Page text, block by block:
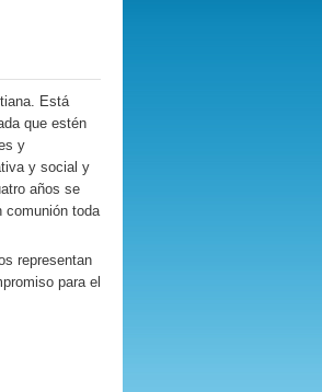
Está
que estén
y
y social y
años se
comunión toda
representan
para el